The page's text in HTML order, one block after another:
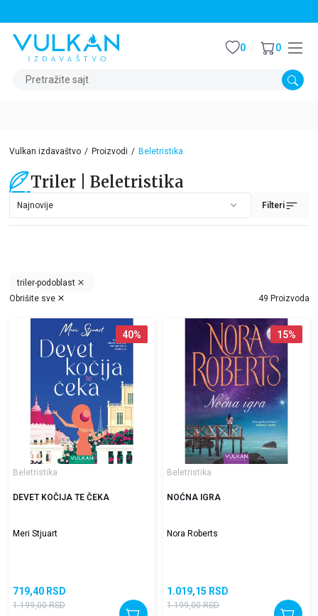
Pretražite sajt
0 0
Vulkan izdavaštvo Proizvodi Beletristika
Triler | Beletristika
Filteri
triler-podoblast
49 Proizvoda
Obrišite sve
40%
Beletristika
DEVET KOČIJA TE ČEKA
Meri Stjuart
719,40 RSD
1.199,00 RSD
15%
Beletristika
NOĆNA IGRA
Nora Roberts
1.019,15 RSD
1.199,00 RSD